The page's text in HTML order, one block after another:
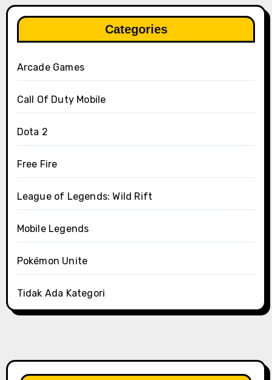
Categories
Arcade Games
Call Of Duty Mobile
Dota 2
Free Fire
League of Legends: Wild Rift
Mobile Legends
Pokémon Unite
Tidak Ada Kategori